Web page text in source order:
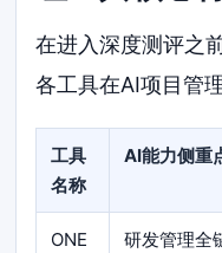
在进入深度测评之
各工具在AI项目管
工具
名称
AI能力侧重
ONE
研发管理全